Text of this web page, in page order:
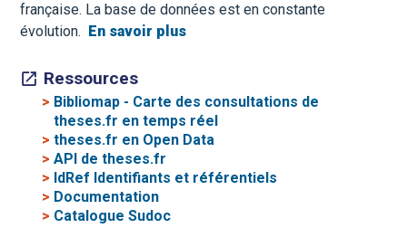
française. La base de données est en constante
évolution.
En savoir plus
Ressources
> Bibliomap - Carte des consultations de
theses.fr en temps réel
>theses.fr en Open Data
>API de theses.fr
> IdRef Identifiants et référentiels
> Documentation
> Catalogue Sudoc